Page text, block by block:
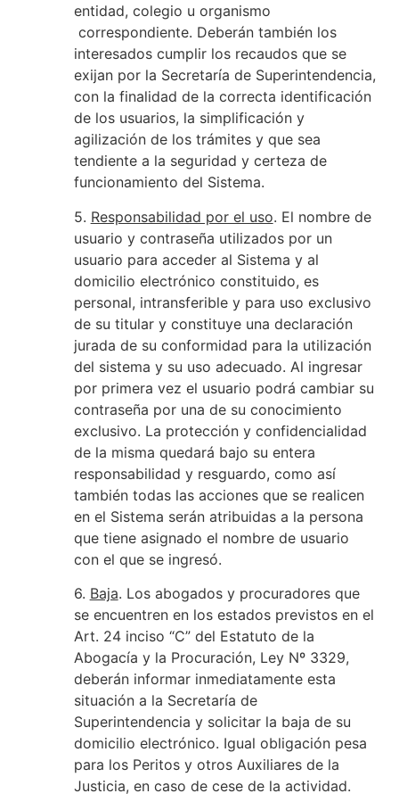
entidad, colegio u organismo
correspondiente. Deberán también los
interesados cumplir los recaudos que se
exijan por la Secretaría de Superintendencia,
con la finalidad de la correcta identificación
de los usuarios, la simplificación y
agilización de los trámites y que sea
tendiente a la seguridad y certeza de
funcionamiento del Sistema.
5. Responsabilidad por el uso. El nombre de
usuario y contraseña utilizados por un
usuario para acceder al Sistema y al
domicilio electrónico constituido, es
personal, intransferible y para uso exclusivo
de su titular y constituye una declaración
jurada de su conformidad para la utilización
del sistema y su uso adecuado. Al ingresar
por primera vez el usuario podrá cambiar su
contraseña por una de su conocimiento
exclusivo. La protección y confidencialidad
de la misma quedará bajo su entera
responsabilidad y resguardo, como así
también todas las acciones que se realicen
en el Sistema serán atribuidas a la persona
que tiene asignado el nombre de usuario
con el que se ingresó.
6. Baja. Los abogados y procuradores que
se encuentren en los estados previstos en el
Art. 24 inciso “C” del Estatuto de la
Abogacía y la Procuración, Ley Nº 3329,
deberán informar inmediatamente esta
situación a la Secretaría de
Superintendencia y solicitar la baja de su
domicilio electrónico. Igual obligación pesa
para los Peritos y otros Auxiliares de la
Justicia, en caso de cese de la actividad.